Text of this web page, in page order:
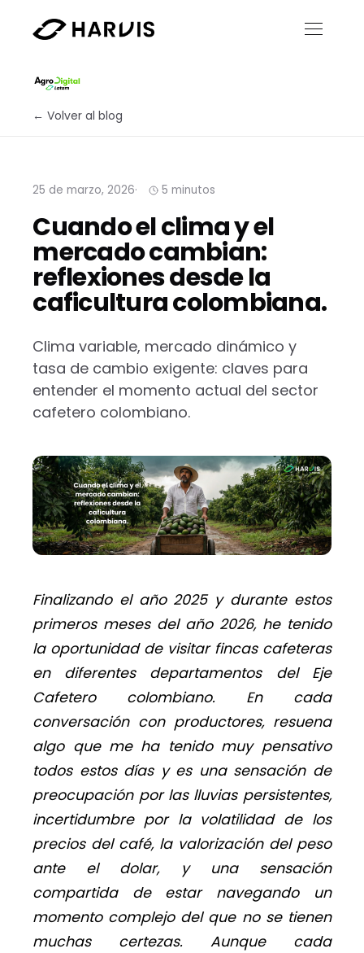
← Volver al blog
25 de marzo, 2026 5 minutos
Cuando el clima y el
mercado cambian:
reflexiones desde la
caficultura colombiana.
Clima variable, mercado dinámico y
tasa de cambio exigente: claves para
entender el momento actual del sector
cafetero colombiano.
Finalizando el año 2025 y durante estos
primeros meses del año 2026, he tenido
la oportunidad de visitar fincas cafeteras
en diferentes departamentos del Eje
Cafetero colombiano. En cada
conversación con productores, resuena
algo que me ha tenido muy pensativo
todos estos días y es una sensación de
preocupación por las lluvias persistentes,
incertidumbre por la volatilidad de los
precios del café, la valorización del peso
ante el dolar, y una sensación
compartida de estar navegando un
momento complejo del que no se tienen
muchas certezas. Aunque cada